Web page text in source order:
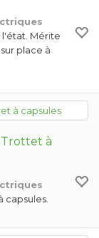
l'état. Mérite
place à
Trottet à
capsules.